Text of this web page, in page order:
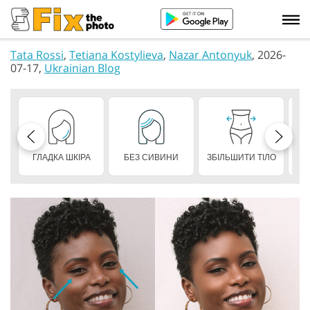
Tata Rossi, Tetiana Kostylieva, Nazar Antonyuk, 2026-
07-17, Ukrainian Blog
ГЛАДКА ШКІРА БЕЗ СИВИНИ ЗБІЛЬШИТИ ТІЛО